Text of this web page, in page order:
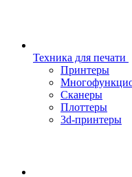
Техника для печати
Принтеры
Сканеры
Плоттеры
3d-принтеры